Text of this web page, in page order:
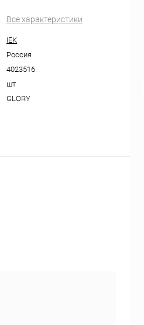
Все характеристики
IEK
Россия
4023516
шт
GLORY